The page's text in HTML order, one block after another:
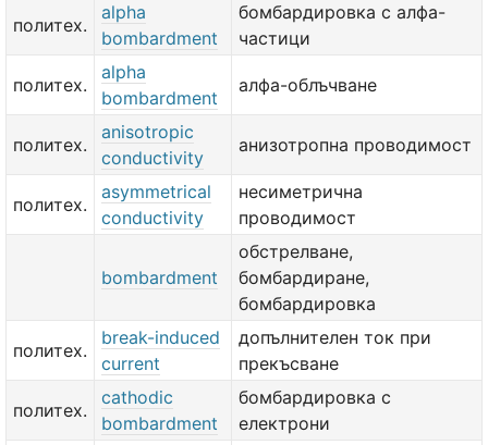
политех.
alpha
bombardment
бомбардировка с алфа-
частици
политех.
alpha
bombardment
алфа-облъчване
политех.
anisotropic
conductivity
анизотропна проводимост
политех.
asymmetrical
conductivity
несиметрична
проводимост
bombardment
обстрелване,
бомбардиране,
бомбардировка
политех.
break-induced
current
допълнителен ток при
прекъсване
политех.
cathodic
bombardment
бомбардировка с
електрони